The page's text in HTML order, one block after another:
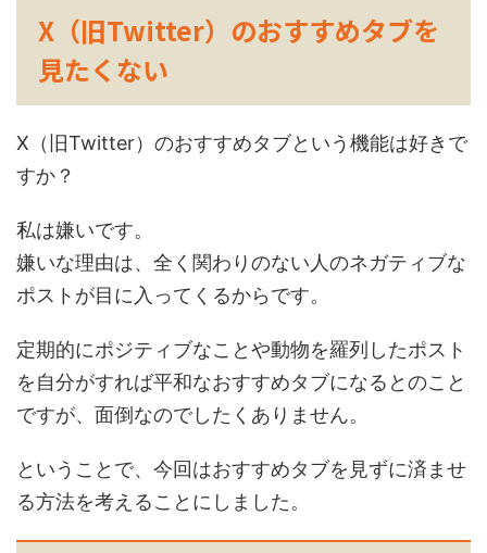
X（旧Twitter）のおすすめタブを
見たくない
X（旧Twitter）のおすすめタブという機能は好きで
すか？
私は嫌いです。
嫌いな理由は、全く関わりのない人のネガティブな
ポストが目に入ってくるからです。
定期的にポジティブなことや動物を羅列したポスト
を自分がすれば平和なおすすめタブになるとのこと
ですが、面倒なのでしたくありません。
ということで、今回はおすすめタブを見ずに済ませ
る方法を考えることにしました。